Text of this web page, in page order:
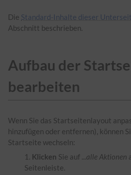
Die Standard-Inhalte dieser
Abschnitt beschrieben.
Aufbau der
bearbeiten
Wenn Sie das Startseitenlayout
hinzufügen oder entfernen), können
Startseite wechseln:
Klicken Sie auf ...alle Aktionen
Seitenleiste.